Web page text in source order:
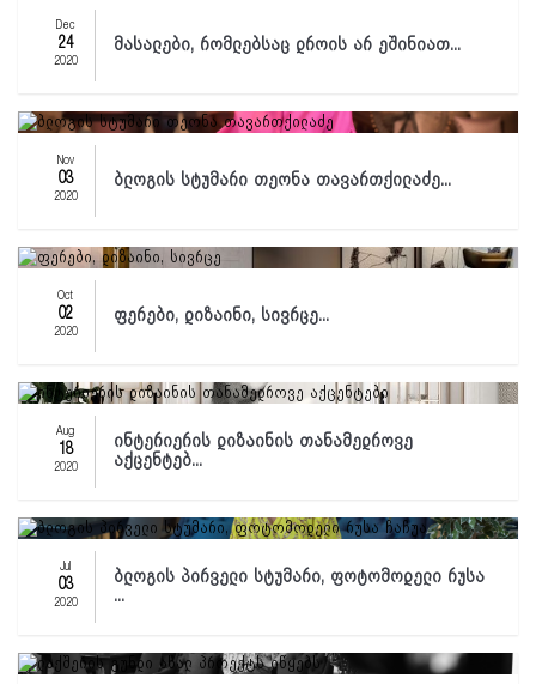
Dec
24
2020
მასალები, რომლებსაც დროის არ ეშინიათ...
Nov
03
2020
ბლოგის სტუმარი თეონა თავართქილაძე...
Oct
02
2020
ფერები, დიზაინი, სივრცე...
Aug
18
2020
ინტერიერის დიზაინის თანამედროვე
აქცენტებ...
Jul
03
2020
ბლოგის პირველი სტუმარი, ფოტომოდელი რუსა
...